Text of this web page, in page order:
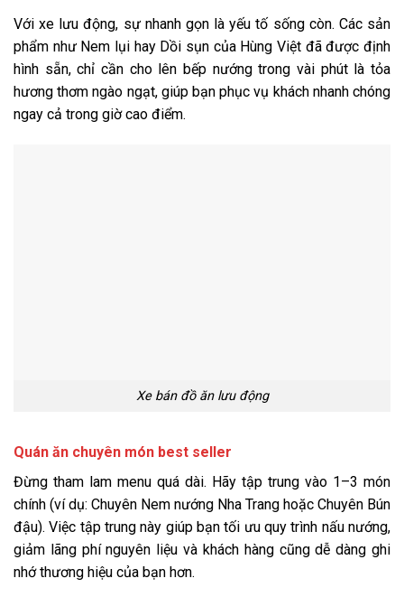
Với xe lưu động, sự nhanh gọn là yếu tố sống còn. Các sản
phẩm như Nem lụi hay Dồi sụn của Hùng Việt đã được định
hình sẵn, chỉ cần cho lên bếp nướng trong vài phút là tỏa
hương thơm ngào ngạt, giúp bạn phục vụ khách nhanh chóng
ngay cả trong giờ cao điểm.
Xe bán đồ ăn lưu động
Quán ăn chuyên món best seller
Đừng tham lam menu quá dài. Hãy tập trung vào 1–3 món
chính (ví dụ: Chuyên Nem nướng Nha Trang hoặc Chuyên Bún
đậu). Việc tập trung này giúp bạn tối ưu quy trình nấu nướng,
giảm lãng phí nguyên liệu và khách hàng cũng dễ dàng ghi
nhớ thương hiệu của bạn hơn.